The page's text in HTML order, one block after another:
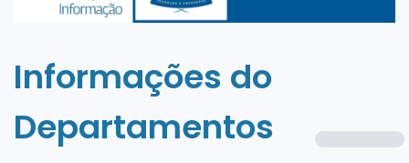
Informações do
Departamentos